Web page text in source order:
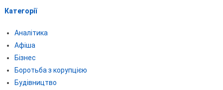
Категорії
Аналітика
Афіша
Бізнес
Боротьба з корупцією
Будівництво